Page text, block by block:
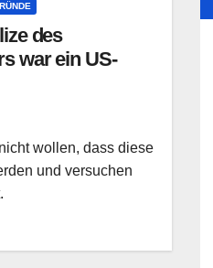
des
war ein US-
wollen, dass diese
und versuchen